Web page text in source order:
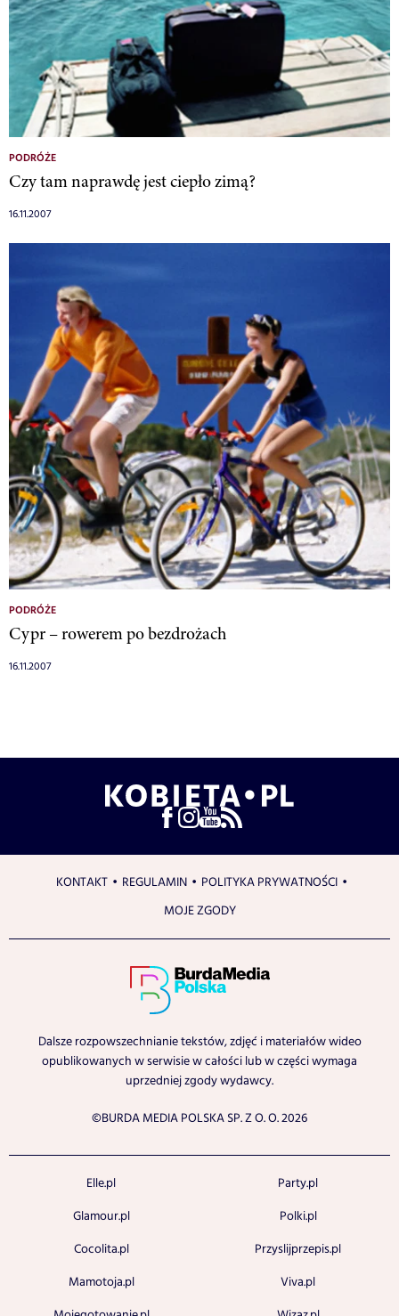
PODRÓŻE
Czy tam naprawdę jest ciepło zimą?
16.11.2007
PODRÓŻE
Cypr – rowerem po bezdrożach
16.11.2007
KONTAKT REGULAMIN
POLITYKA PRYWATNOŚCI
MOJE ZGODY
Dalsze rozpowszechnianie tekstów, zdjęć i materiałów wideo
opublikowanych w serwisie w całości lub w części wymaga
uprzedniej zgody wydawcy.
©BURDA MEDIA POLSKA SP. Z O. O. 2026
Elle.pl
Glamour.pl
Cocolita.pl
Mamotoja.pl
Party.pl
Polki.pl
Przyslijprzepis.pl
Viva.pl